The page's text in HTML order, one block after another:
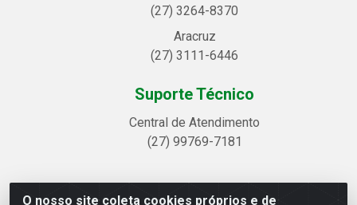
O nosso site coleta cookies próprios e de
(27) 3264-8370
Aracruz
(27) 3111-6446
Suporte Técnico
Central de Atendimento
(27) 99769-7181